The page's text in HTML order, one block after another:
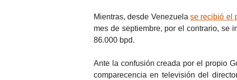
Mientras, desde Venezuela se recibió el
mes de septiembre, por el contrario, se
86.000 bpd.
Ante la confusión creada por el propio
comparecencia en televisión del